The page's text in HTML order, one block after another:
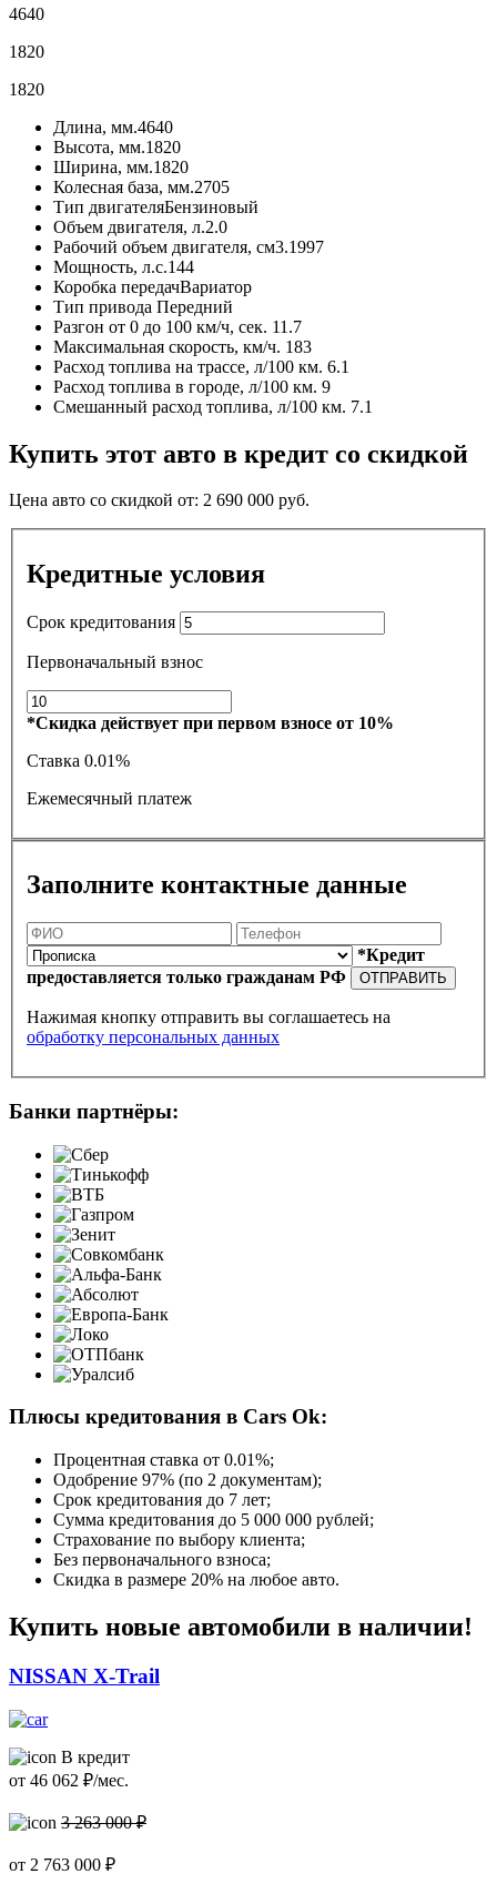
4640
1820
1820
Длина, мм.4640
Высота, мм.1820
Ширина, мм.1820
Колесная база, мм.2705
Тип двигателяБензиновый
Объем двигателя, л.2.0
Рабочий объем двигателя, см3.1997
Мощность, л.с.144
Коробка передачВариатор
Тип привода Передний
Разгон от 0 до 100 км/ч, сек. 11.7
Максимальная скорость, км/ч. 183
Расход топлива на трассе, л/100 км. 6.1
Расход топлива в городе, л/100 км. 9
Смешанный расход топлива, л/100 км. 7.1
Купить этот авто в кредит со скидкой
Цена авто со скидкой от: 2 690 000 руб.
Кредитные условия
Срок кредитования
Первоначальный взнос
*Скидка действует при первом взносе от 10%
Ставка 0.01%
Ежемесячный платеж
Заполните контактные данные
*Кредит
предоставляется только гражданам РФ
ОТПРАВИТЬ
Нажимая кнопку отправить вы соглашаетесь на
обработку персональных данных
Банки партнёры:
Плюсы кредитования в Cars Ok:
Процентная ставка от 0.01%;
Одобрение 97% (по 2 документам);
Срок кредитования до 7 лет;
Сумма кредитования до 5 000 000 рублей;
Страхование по выбору клиента;
Без первоначального взноса;
Скидка в размере 20% на любое авто.
Купить новые автомобили в наличии!
NISSAN X-Trail
В кредит
от 46 062 ₽/мес.
3 263 000 ₽
от 2 763 000 ₽